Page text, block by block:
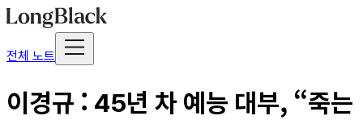
전체 노트
이경규 : 45년 차 예능 대부, “죽는